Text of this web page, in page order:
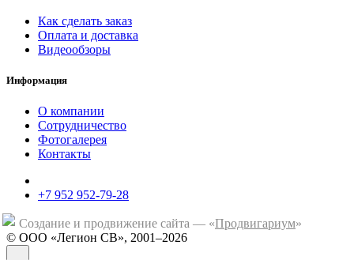
Как сделать заказ
Оплата и доставка
Видеообзоры
Информация
О компании
Сотрудничество
Фотогалерея
Контакты
+7 952 952-79-28
Создание и продвижение сайта — «Продвигариум»
© ООО «Легион СВ», 2001–2026